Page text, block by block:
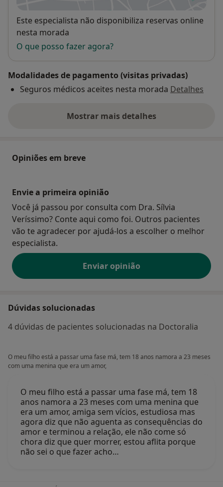
Disponibilidade
Este especialista não disponibiliza reservas online
nesta morada
O que posso fazer agora?
Modalidades de pagamento (visitas privadas)
Seguros médicos aceites nesta morada Detalhes
Mostrar mais detalhes
sobre o endereço
Opiniões em breve
Envie a primeira opinião
Você já passou por consulta com Dra. Sílvia
Veríssimo? Conte aqui como foi. Outros pacientes
vão te agradecer por ajudá-los a escolher o melhor
especialista.
Enviar opinião
Dúvidas solucionadas
4 dúvidas de pacientes solucionadas na Doctoralia
O meu filho está a passar uma fase má, tem 18 anos namora a 23 meses
com uma menina que era um amor,
O meu filho está a passar uma fase má, tem 18
anos namora a 23 meses com uma menina que
era um amor, amiga sem vícios, estudiosa mas
agora diz que não aguenta as consequências do
amor e terminou a relação, ele não come só
chora diz que quer morrer, estou aflita porque
não sei o que fazer acho…